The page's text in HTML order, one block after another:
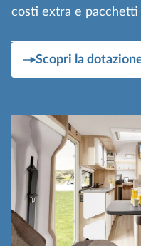
costi extra e pacchetti
Scopri la